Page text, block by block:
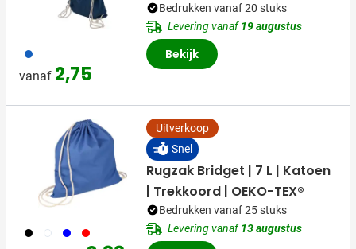
005
vanaf 2,75
Bedrukken vanaf 20 stuks
Levering vanaf19 augustus
Bekijk
001 002 005 008
Uitverkoop
Snel
Rugzak Bridget | 7 L | Katoen
| Trekkoord | OEKO-TEX®
Bedrukken vanaf 25 stuks
Levering vanaf13 augustus